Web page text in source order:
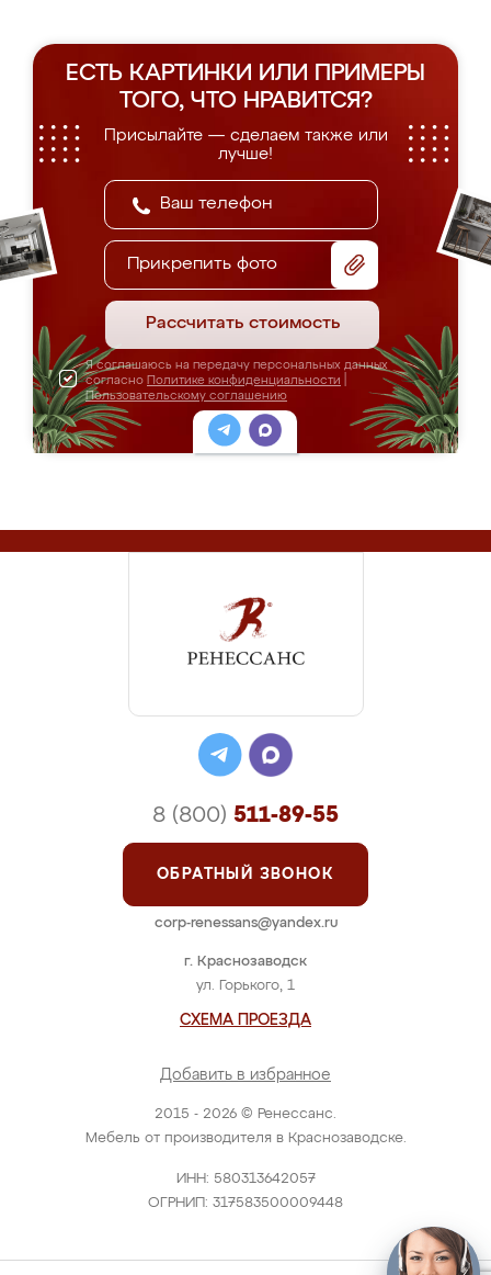
ЕСТЬ КАРТИНКИ ИЛИ ПРИМЕРЫ
ТОГО, ЧТО НРАВИТСЯ?
Присылайте — сделаем также или
лучше!
Прикрепить фото
Рассчитать стоимость
Я соглашаюсь на передачу персональных данных
согласно Политике конфиденциальности
Пользовательскому соглашению
2015 - 2026 © Ренессанс.
Мебель от производителя в Краснозаводске.
ИНН: 580313642057
ОГРНИП: 317583500009448
г. Краснозаводск
ул. Горького, 1
СХЕМА ПРОЕЗДА
Добавить в избранное
8 (800) 511-89-55
ОБРАТНЫЙ ЗВОНОК
corp-renessans@yandex.ru